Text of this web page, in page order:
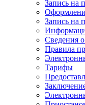
Запись на
Запись на
Сведения
Правила
Тарифы